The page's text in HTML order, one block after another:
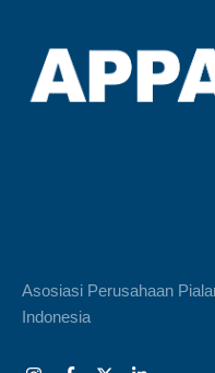
Asosiasi Perusahaan
Indonesia